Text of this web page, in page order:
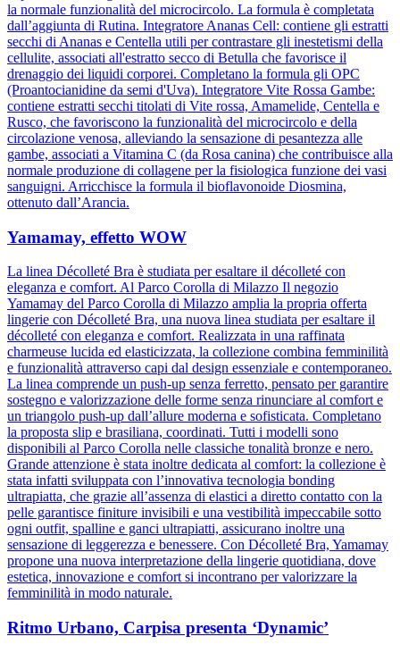
la normale funzionalità del microcircolo. La formula è completata
dall’aggiunta di Rutina. Integratore Ananas Cell: contiene gli estratti
secchi di Ananas e Centella utili per contrastare gli inestetismi della
cellulite, associati all'estratto secco di Betulla che favorisce il
drenaggio dei liquidi corporei. Completano la formula gli OPC
(Proantocianidine da semi d'Uva). Integratore Vite Rossa Gambe:
contiene estratti secchi titolati di Vite rossa, Amamelide, Centella e
Rusco, che favoriscono la funzionalità del microcircolo e della
circolazione venosa, alleviando la sensazione di pesantezza alle
gambe, associati a Vitamina C (da Rosa canina) che contribuisce alla
normale produzione di collagene per la fisiologica funzione dei vasi
sanguigni. Arricchisce la formula il bioflavonoide Diosmina,
ottenuto dall’Arancia.
Yamamay, effetto WOW
La linea Décolleté Bra è studiata per esaltare il décolleté con
eleganza e comfort. Al Parco Corolla di Milazzo Il negozio
Yamamay del Parco Corolla di Milazzo amplia la propria offerta
lingerie con Décolleté Bra, una nuova linea studiata per esaltare il
décolleté con eleganza e comfort. Realizzata in una raffinata
charmeuse lucida ed elasticizzata, la collezione combina femminilità
e funzionalità attraverso capi dal design essenziale e contemporaneo.
La linea comprende un push-up senza ferretto, pensato per garantire
sostegno e valorizzazione delle forme senza rinunciare al comfort e
un triangolo push-up dall’allure moderna e sofisticata. Completano
la proposta slip e brasiliana, coordinati. Tutti i modelli sono
disponibili al Parco Corolla nelle classiche tonalità bronze e nero.
Grande attenzione è stata inoltre dedicata al comfort: la collezione è
stata infatti sviluppata con l’innovativa tecnologia bonding
ultrapiatta, che grazie all’assenza di elastici a diretto contatto con la
pelle garantisce finiture invisibili e una vestibilità impeccabile sotto
ogni outfit, spalline e ganci ultrapiatti, assicurano inoltre una
sensazione di leggerezza e benessere. Con Décolleté Bra, Yamamay
propone una nuova interpretazione della lingerie quotidiana, dove
estetica, innovazione e comfort si incontrano per valorizzare la
femminilità in modo naturale.
Ritmo Urbano, Carpisa presenta ‘Dynamic’